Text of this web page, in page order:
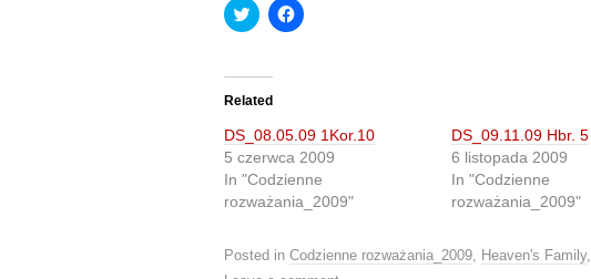
C
l
t
o
s
h
a
r
e
o
n
T
t
C
l
h
a
r
e
o
n
F
e
b
Related
DS_08.05.09 1Kor.10
5 czerwca 2009
In "Codzienne
rozważania_2009"
DS_09.11.09 Hbr. 5
6 listopada 2009
In "Codzienne
rozważania_2009"
Posted in Codzienne rozważania_2009, Heaven's Family,